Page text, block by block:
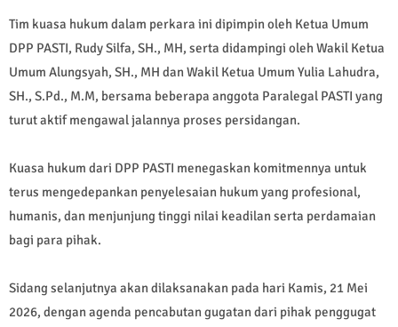
Tim kuasa hukum dalam perkara ini dipimpin oleh Ketua Umum
DPP PASTI, Rudy Silfa, SH., MH, serta didampingi oleh Wakil Ketua
Umum Alungsyah, SH., MH dan Wakil Ketua Umum Yulia Lahudra,
SH., S.Pd., M.M, bersama beberapa anggota Paralegal PASTI yang
turut aktif mengawal jalannya proses persidangan.
Kuasa hukum dari DPP PASTI menegaskan komitmennya untuk
terus mengedepankan penyelesaian hukum yang profesional,
humanis, dan menjunjung tinggi nilai keadilan serta perdamaian
bagi para pihak.
Sidang selanjutnya akan dilaksanakan pada hari Kamis, 21 Mei
2026, dengan agenda pencabutan gugatan dari pihak penggugat